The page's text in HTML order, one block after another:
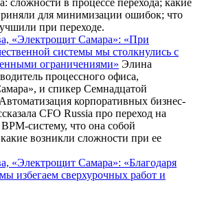
сложности в процессе перехода; какие
для минимизации ошибок; что
при переходе.
«Электрощит Самара»: «При
системы мы столкнулись с
ограничениями» Элина
процессного офиса,
и спикер Семнадцатой
корпоративных бизнес-
CFO Russia про переход на
систему, что она собой
возникли сложности при ее
«Электрощит Самара»: «Благодаря
избегаем сверхурочных работ и